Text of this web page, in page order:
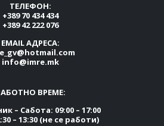
ТЕЛЕФОН:
+389 70 434 434
+389 42 222 076
EMAIL АДРЕСА:
info@imre.mk
ВРЕМЕ:
– Сабота: 09:00 – 17:00
– 13:30 (не се работи)